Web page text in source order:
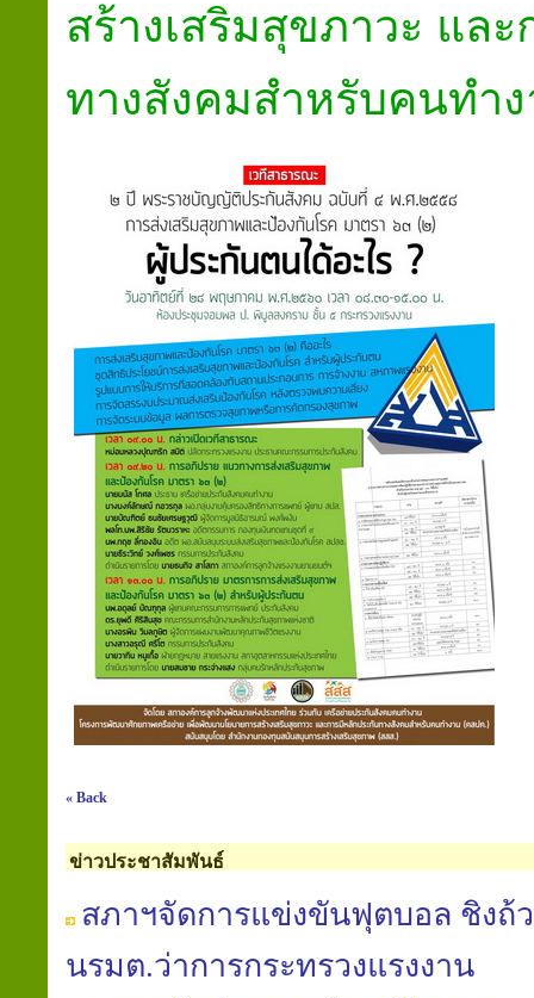
สร้างเสริมสุขภาวะ และ
ทางสังคมสำหรับคนทำ
« Back
ข่าวประชาสัมพันธ์
สภาฯจัดการแข่งขันฟุตบอล ชิงถ้
นรมต.ว่าการกระทรวงแรงงาน